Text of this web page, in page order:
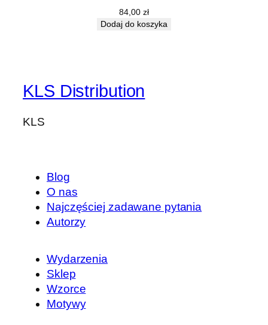
84,00 zł
Dodaj do koszyka
KLS Distribution
KLS
Blog
O nas
Najczęściej zadawane pytania
Autorzy
Wydarzenia
Sklep
Wzorce
Motywy